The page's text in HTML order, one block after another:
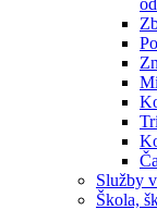
Služby
Škola,